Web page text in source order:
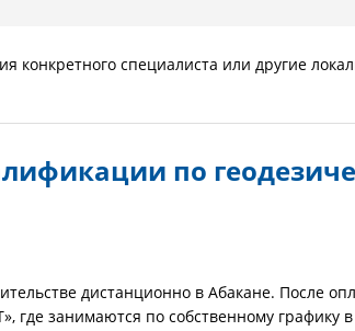
конкретного специалиста или другие
по
дистанционно в Абакане. После
где занимаются по собственному графику